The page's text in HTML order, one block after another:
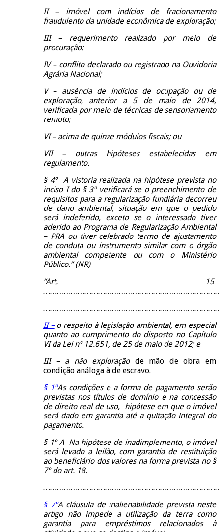
II – imóvel com indícios de fracionamento
fraudulento da unidade econômica de exploração;
III – requerimento realizado por meio de
procuração;
IV – conflito declarado ou registrado na Ouvidoria
Agrária Nacional;
V – ausência de indícios de ocupação ou de
exploração, anterior a 5 de maio de 2014,
verificada por meio de técnicas de sensoriamento
remoto;
VI – acima de quinze módulos fiscais; ou
VII – outras hipóteses estabelecidas em
regulamento.
§ 4º A vistoria realizada na hipótese prevista no
inciso I do § 3º verificará se o preenchimento de
requisitos para a regularização fundiária decorreu
de dano ambiental, situação em que o pedido
será indeferido, exceto se o interessado tiver
aderido ao Programa de Regularização Ambiental
– PRA ou tiver celebrado termo de ajustamento
de conduta ou instrumento similar com o órgão
ambiental competente ou com o Ministério
Público.” (NR)
“Art. 15
II –o respeito à legislação ambiental, em especial
quanto ao cumprimento do disposto no Capítulo
VI da Lei nº 12.651, de 25 de maio de 2012; e
III – a não exploraçãode mão de obra em
condição análoga à de escravo.
§ 1ºAs condições e a forma de pagamento serão
previstas nos títulos de domínio e na concessão
de direito real de uso, hipótese em que o imóvel
será dado em garantia até a quitação integral do
pagamento.
§ 1º-A Na hipótese de inadimplemento, o imóvel
será levado a leilão, com garantia de restituição
ao beneficiário dos valores na forma prevista no §
7º do art. 18.
§ 7ºA cláusula de inalienabilidade prevista neste
artigo não impede a utilização da terra como
garantia para empréstimos relacionados à